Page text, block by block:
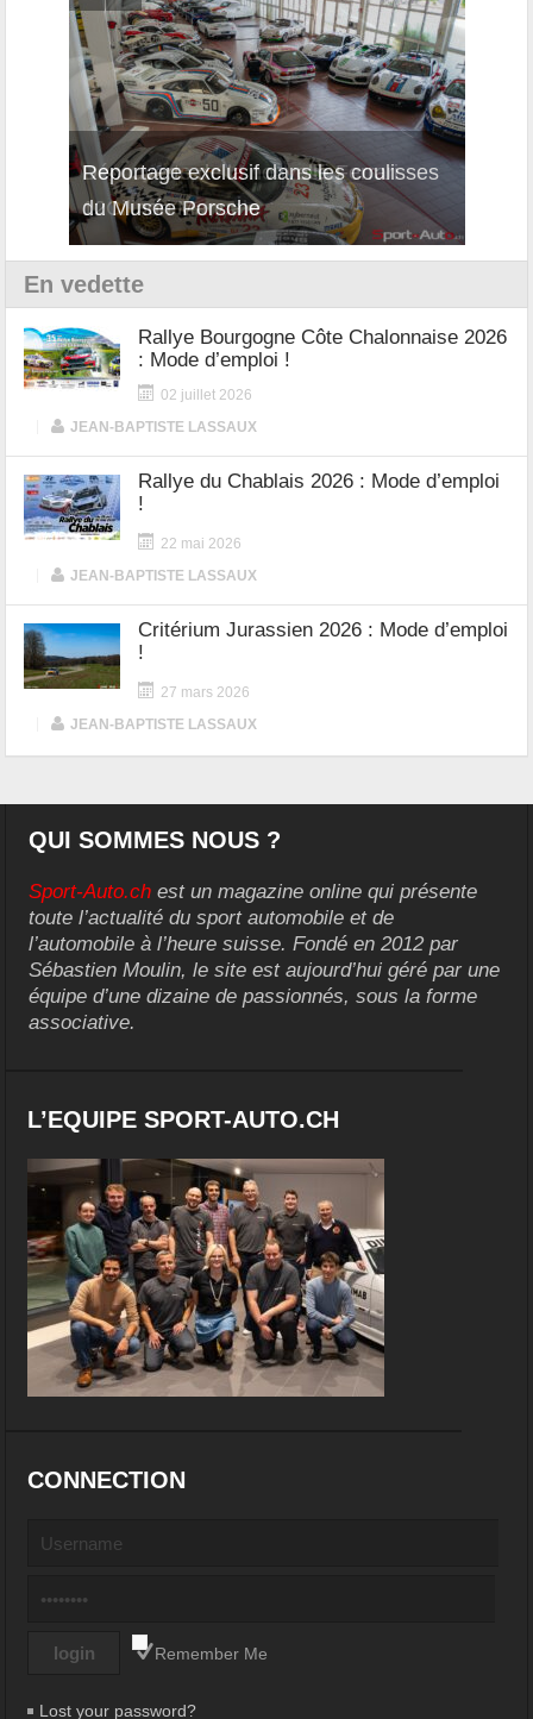
Découverte de la nouvelle Ferrari
12Cilindri Manuale
En vedette
Rallye Bourgogne Côte Chalonnaise 2026
: Mode d’emploi !
02 juillet 2026
JEAN-BAPTISTE LASSAUX
Rallye du Chablais 2026 : Mode d’emploi
!
22 mai 2026
JEAN-BAPTISTE LASSAUX
Critérium Jurassien 2026 : Mode d’emploi
!
27 mars 2026
JEAN-BAPTISTE LASSAUX
QUI SOMMES NOUS ?
Sport-Auto.ch est un magazine online qui présente
toute l’actualité du sport automobile et de
l’automobile à l’heure suisse. Fondé en 2012 par
Sébastien Moulin, le site est aujourd’hui géré par une
équipe d’une dizaine de passionnés, sous la forme
associative.
L’EQUIPE SPORT-AUTO.CH
CONNECTION
Remember Me
Lost your password?